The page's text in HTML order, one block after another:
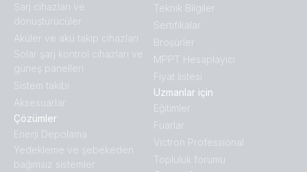
Ṣarj cihazları ve
dönüştürücüler
Aküler ve akü takip cihazları
Solar şarj kontrol cihazları ve
güneş panelleri
Sistem takibi
Aksesuarlar
Çözümler
Enerji Depolama
Yedekleme ve şebekeden
bağımsız sistemler
Teknik Bilgiler
Sertifikalar
Broṣürler
MPPT Hesaplayıcı
Fiyat listesi
Uzmanlar için
Eğitimler
Fuarlar
Victron Professional
Topluluk forumu